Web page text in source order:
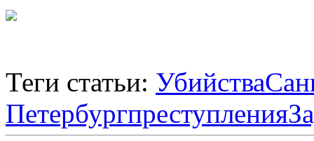
Теги статьи: Убийства
Петербургпреступления